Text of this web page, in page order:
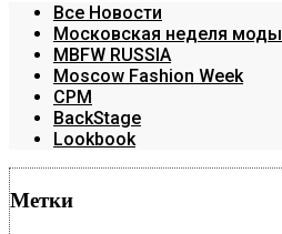
Все Новости
Московская неделя моды
MBFW RUSSIA
Moscow Fashion Week
CPM
BackStage
Lookbook
Метки